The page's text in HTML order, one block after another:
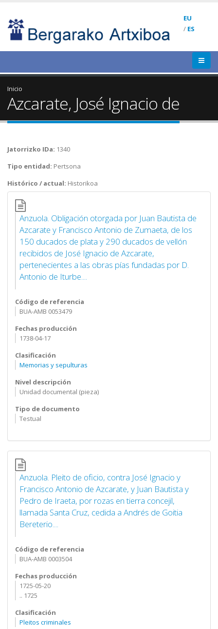
EU
/ ES
Inicio
Azcarate, José Ignacio de
Jatorrizko IDa: 1340
Tipo entidad: Pertsona
Histórico / actual: Historikoa
Anzuola. Obligación otorgada por Juan Bautista de
Azcarate y Francisco Antonio de Zumaeta, de los
150 ducados de plata y 290 ducados de vellón
recibidos de José Ignacio de Azcarate,
pertenecientes a las obras pías fundadas por D.
Antonio de Iturbe....
Código de referencia
BUA-AMB 0053479
Fechas producción
1738-04-17
Clasificación
Memorias y sepulturas
Nivel descripción
Unidad documental (pieza)
Tipo de documento
Testual
Anzuola. Pleito de oficio, contra José Ignacio y
Francisco Antonio de Azcarate, y Juan Bautista y
Pedro de Iraeta, por rozas en tierra concejil,
llamada Santa Cruz, cedida a Andrés de Goitia
Bereterio....
Código de referencia
BUA-AMB 0003504
Fechas producción
1725-05-20
.. 1725
Clasificación
Pleitos criminales